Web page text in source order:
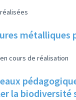
métalliques
cours de réalisation
la biodiversité